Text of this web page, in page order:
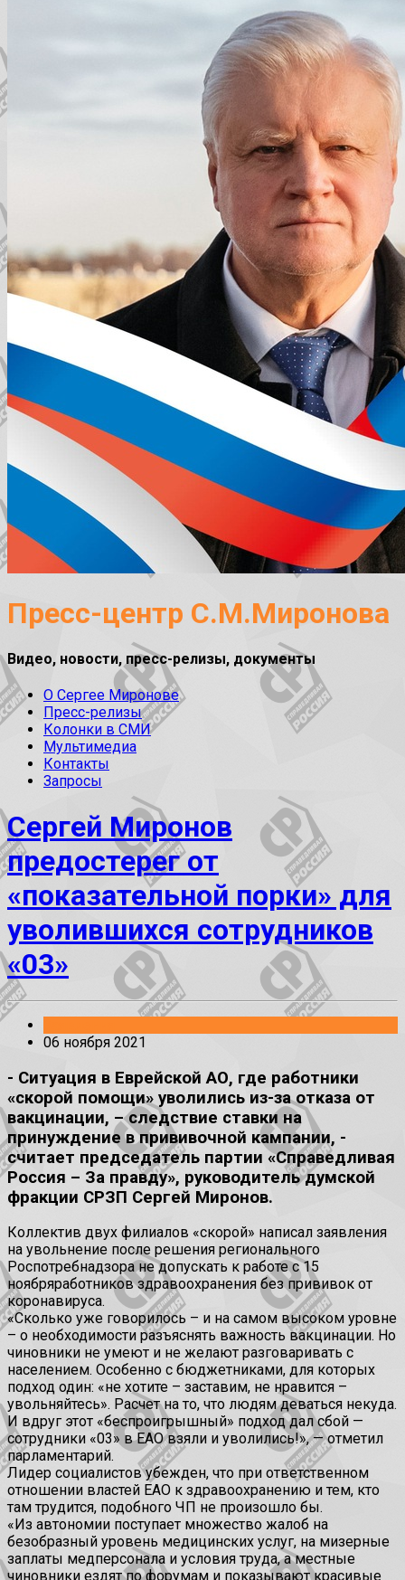
Пресс-центр С.М.Миронова
Видео, новости, пресс-релизы, документы
О Сергее Миронове
Пресс-релизы
Колонки в СМИ
Мультимедиа
Контакты
Запросы
Сергей Миронов
предостерег от
«показательной порки» для
уволившихся сотрудников
«03»
06 ноября 2021
- Ситуация в Еврейской АО, где работники
«скорой помощи» уволились из-за отказа от
вакцинации, – следствие ставки на
принуждение в прививочной кампании, -
считает председатель партии «Справедливая
Россия – За правду», руководитель думской
фракции СРЗП Сергей Миронов.
Коллектив двух филиалов «скорой» написал заявления
на увольнение после решения регионального
Роспотребнадзора не допускать к работес 15
ноябряработников здравоохранения без прививок от
коронавируса.
«Сколько уже говорилось – и на самом высоком уровне
– о необходимости разъяснять важность вакцинации. Но
чиновники не умеют и не желают разговаривать с
населением. Особенно с бюджетниками, для которых
подход один: «не хотите – заставим, не нравится –
увольняйтесь». Расчет на то, что людям деваться некуда.
И вдруг этот «беспроигрышный» подход дал сбой —
сотрудники «03» в ЕАО взяли и уволились!», — отметил
парламентарий.
Лидер социалистов убежден, что при ответственном
отношении властей ЕАО к здравоохранению и тем, кто
там трудится, подобного ЧП не произошло бы.
«Из автономии поступает множество жалоб на
безобразный уровень медицинских услуг, на мизерные
заплаты медперсонала и условия труда, а местные
чиновники ездят по форумам и показывают красивые